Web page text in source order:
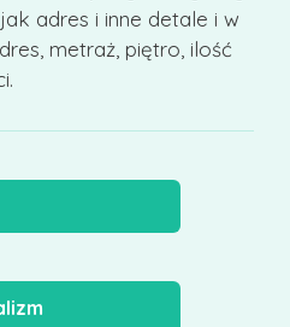
adres i inne detale i w
metraż, piętro, ilość